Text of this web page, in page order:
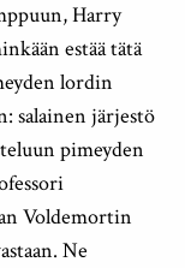
Harry
estää tätä
lordin
salainen järjestö
pimeyden
Voldemortin
Ne